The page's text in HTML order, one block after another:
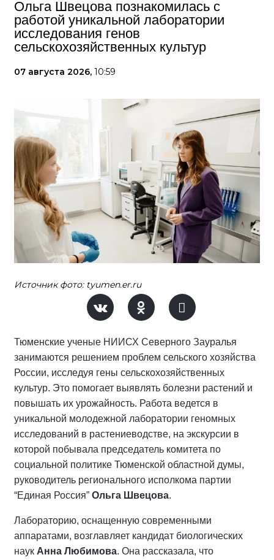
Ольга Швецова познакомилась с
работой уникальной лаборатории
исследования генов
сельскохозяйственных культур
07 августа 2026, 10:59
Источник фото: tyumen.er.ru
Тюменские ученые НИИСХ Северного Зауралья
занимаются решением проблем сельского хозяйства
России, исследуя гены сельскохозяйственных
культур. Это помогает выявлять болезни растений и
повышать их урожайность. Работа ведется в
уникальной молодежной лаборатории геномных
исследований в растениеводстве, на экскурсии в
которой побывала председатель комитета по
социальной политике Тюменской областной думы,
руководитель регионального исполкома партии
“Единая Россия” Ольга Швецова.
Лабораторию, оснащенную современными
аппаратами, возглавляет кандидат биологических
наук Анна Любимова. Она рассказала, что